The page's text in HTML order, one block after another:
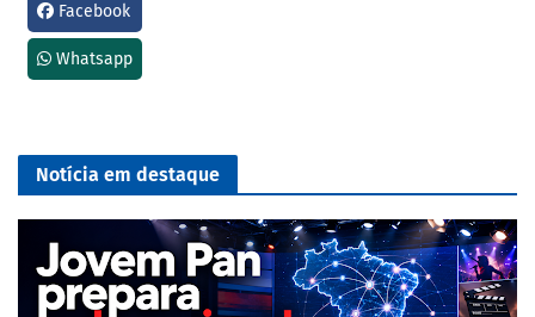
Facebook
Whatsapp
Notícia em destaque